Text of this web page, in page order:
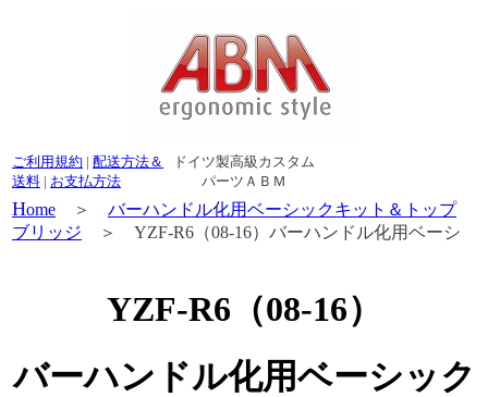
ご利用規約 | 配送方法＆
送料 | お支払方法
ドイツ製高級カスタム
パーツＡＢＭ
Home ＞ バーハンドル化用ベーシックキット＆トップ
ブリッジ ＞ YZF-R6（08-16）バーハンドル化用ベーシ
YZF-R6（08-16）
バーハンドル化用ベーシック